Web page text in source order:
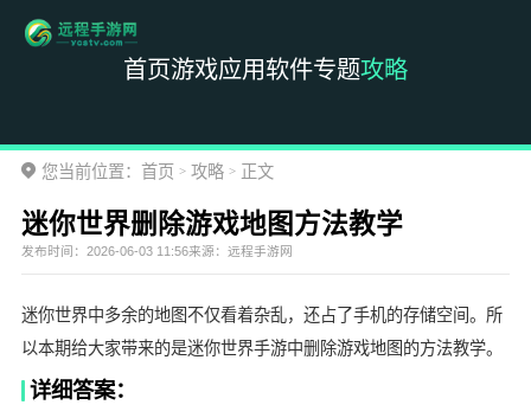
首页游戏应用软件专题攻略
您当前位置： 首页 > 攻略 > 正文
迷你世界删除游戏地图方法教学
发布时间： 2026-06-03 11:56来源： 远程手游网
迷你世界中多余的地图不仅看着杂乱，还占了手机的存储空间。所
以本期给大家带来的是迷你世界手游中删除游戏地图的方法教学。
详细答案：